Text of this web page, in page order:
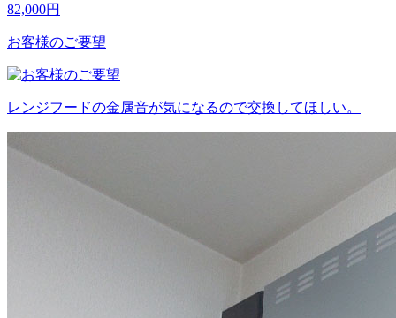
82,000円
お客様のご要望
レンジフードの金属音が気になるので交換してほしい。